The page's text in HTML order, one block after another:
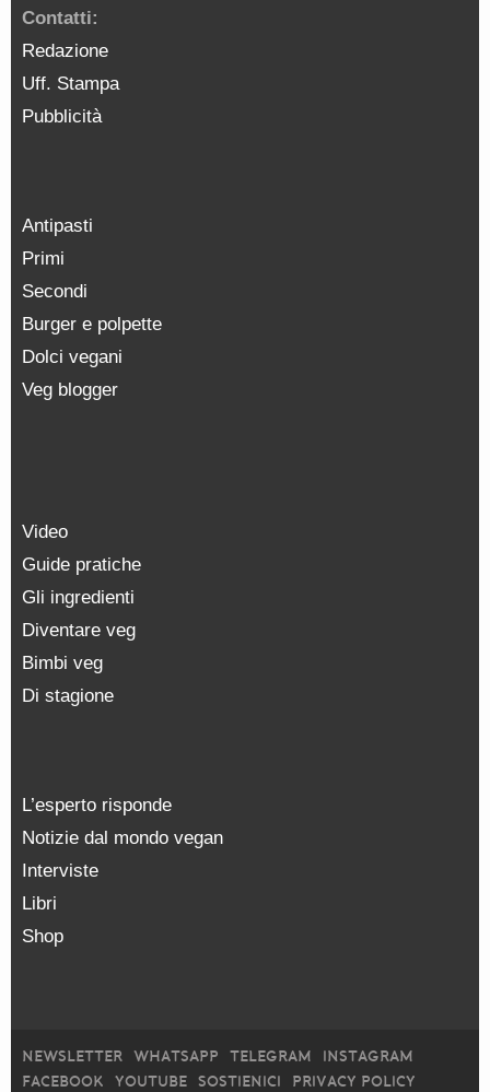
Contatti:
Redazione
Uff. Stampa
Pubblicità
Antipasti
Primi
Secondi
Burger e polpette
Dolci vegani
Veg blogger
Video
Guide pratiche
Gli ingredienti
Diventare veg
Bimbi veg
Di stagione
L’esperto risponde
Notizie dal mondo vegan
Interviste
Libri
Shop
NEWSLETTER WHATSAPP TELEGRAM
INSTAGRAM
FACEBOOK
YOUTUBE SOSTIENICI PRIVACY POLICY